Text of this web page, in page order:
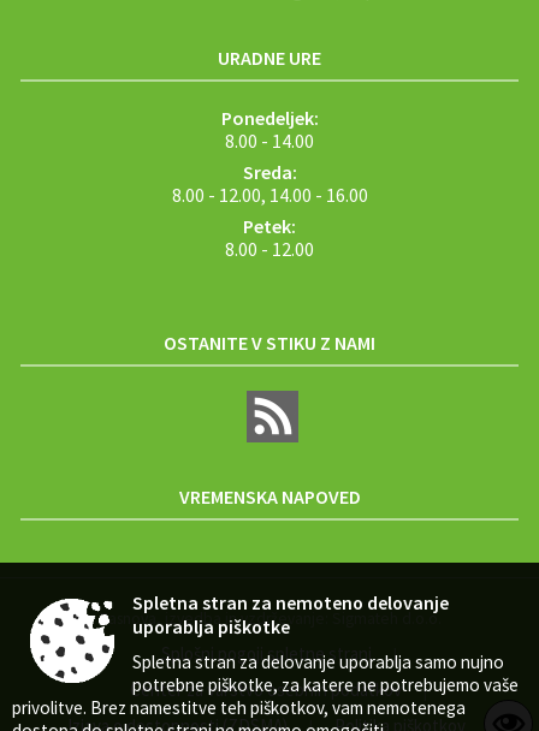
URADNE URE
Ponedeljek:
8.00 - 14.00
Sreda:
8.00 - 12.00, 14.00 - 16.00
Petek:
8.00 - 12.00
OSTANITE V STIKU Z NAMI
VREMENSKA NAPOVED
Zasnova, izvedba in vzdrževanje: Sigmateh d.o.o.
Splošni pogoji spletne strani |
Center za varstvo osebnih podatkov |
Izjava o dostopnosti (ZDSMA) | Politika piškotkov
Spletna stran za nemoteno delovanje
uporablja piškotke
Spletna stran za delovanje uporablja samo nujno
potrebne piškotke, za katere ne potrebujemo vaše
privolitve. Brez namestitve teh piškotkov, vam nemotenega